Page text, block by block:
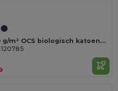
Odisha 180 g/m² OCS biologisch katoenen grote accessoiretas 3L